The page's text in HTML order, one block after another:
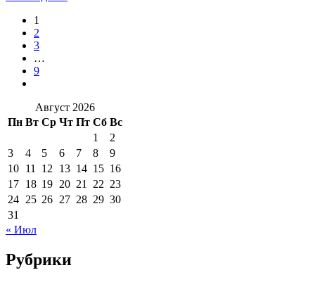
1
2
3
…
9
Август 2026
Пн Вт Ср Чт Пт Сб Вс
1
2
3
4 5 6 7 8
9
10 11 12 13 14 15 16
17 18 19 20 21 22 23
24 25 26 27 28 29 30
31
« Июл
Рубрики